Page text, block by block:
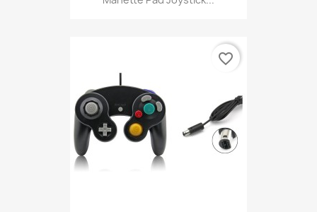
favorite_border